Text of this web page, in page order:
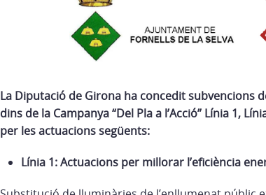
La Diputació de Girona ha concedit subvencions
dins de la Campanya “Del Pla a l’Acció” Línia 1,
per les actuacions següents:
Línia 1: Actuacions per millorar l’eficiència